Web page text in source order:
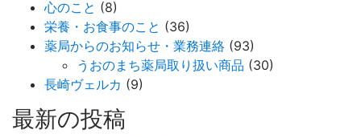
心のこと (8)
栄養・お食事のこと (36)
薬局からのお知らせ・業務連絡 (93)
うおのまち薬局取り扱い商品 (30)
長崎ヴェルカ (9)
最新の投稿